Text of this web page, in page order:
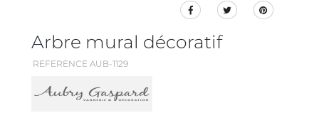
Arbre mural décoratif
REFERENCE AUB-1129